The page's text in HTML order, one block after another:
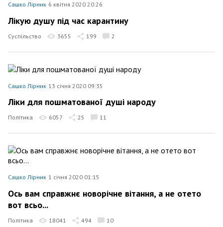
Сашко Лірник 6 квітня 2020 20:26
Лікую душу під час карантину
Суспільство 3655 199 2
Сашко Лірник 13 січня 2020 09:35
Ліки для пошматованої душі народу
Політика 6057 25 11
Сашко Лірник 1 січня 2020 01:15
Ось вам справжнє новорічне вітання, а не отето
вот всьо...
Політика 18041 494 10